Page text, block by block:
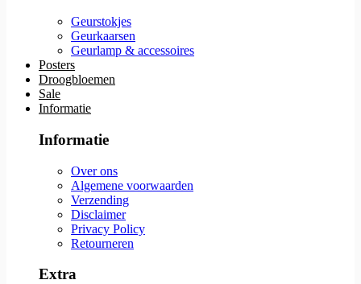
Geurstokjes
Geurkaarsen
Geurlamp & accessoires
Posters
Droogbloemen
Sale
Informatie
Informatie
Over ons
Algemene voorwaarden
Verzending
Disclaimer
Privacy Policy
Retourneren
Extra